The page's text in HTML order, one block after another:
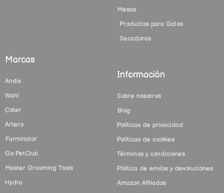
Mesas
Productos para Gatos
Secadoras
Marcas
Andis
Wahl
Oster
Artero
Furminator
Go PetClub
Master Grooming Tools
Hydra
Información
Sobre nosotros
Blog
Políticas de privacidad
Políticas de cookies
Términos y condiciones
Pólitica de envíos y devoluciones
Amazon Afiliados